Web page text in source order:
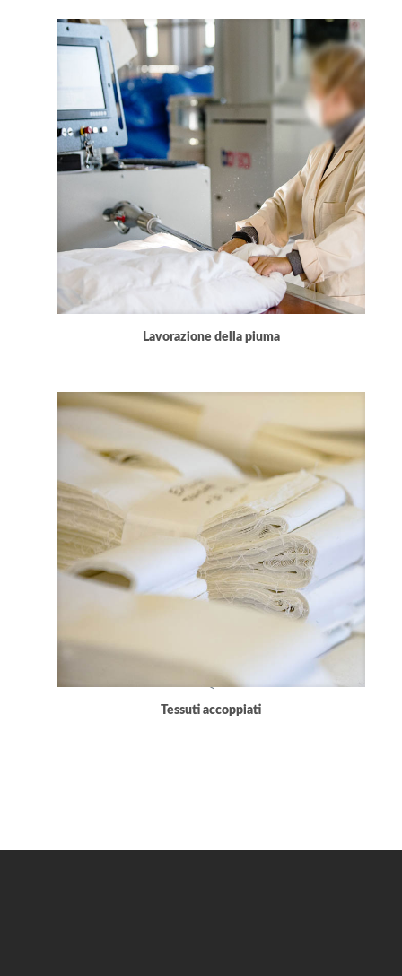
Lavorazione della piuma
<
Tessuti accoppiati